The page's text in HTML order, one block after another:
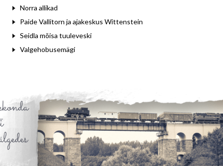
Norra allikad
Paide Vallitorn ja ajakeskus Wittenstein
Seidla mõisa tuuleveski
Valgehobusemägi